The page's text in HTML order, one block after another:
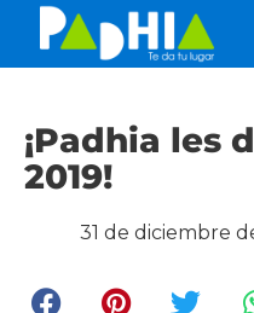
¡Padhia les
2019!
31 de diciembre